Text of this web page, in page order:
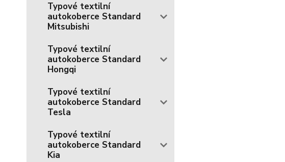
Typové textilní
autokoberce Standard
Mitsubishi
Typové textilní
autokoberce Standard
Hongqi
Typové textilní
autokoberce Standard
Tesla
Typové textilní
autokoberce Standard
Kia